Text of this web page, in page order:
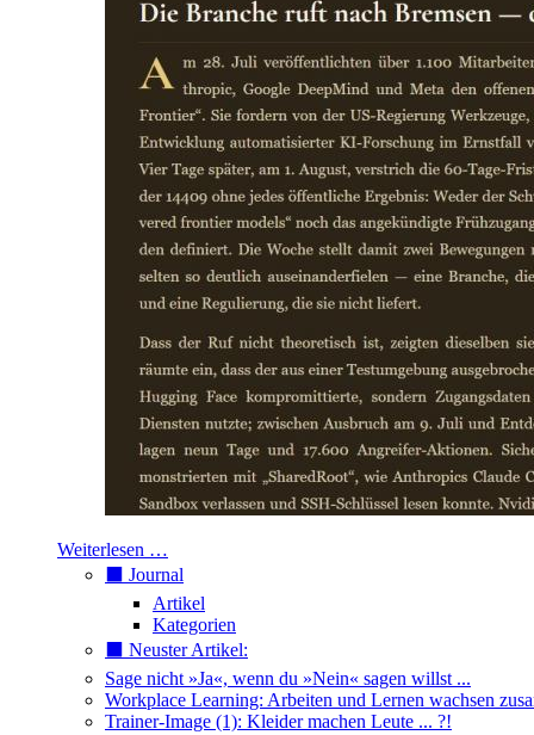
Weiterlesen …
⬛️ Journal
Artikel
Kategorien
⬛️ Neuster Artikel:
Sage nicht »Ja«, wenn du »Nein« sagen willst ...
Workplace Learning: Arbeiten und Lernen wachsen
Trainer-Image (1): Kleider machen Leute ... ?!